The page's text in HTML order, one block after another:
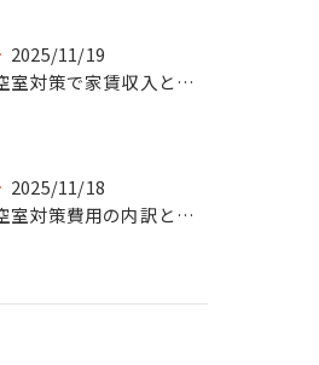
2025/11/19
空室対策で家賃収入と物件価値を高める実践アイデア集
2025/11/18
空室対策費用の内訳と節約法を徹底解説！失敗しない管理と資産価値維持のコツ